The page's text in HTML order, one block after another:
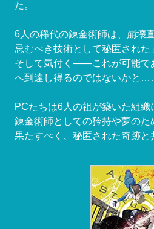
た。
6人の稀代の錬金術師は、崩壊
忌むべき技術として秘匿された
そして気付く――これが可能で
へ到達し得るのではないかと
PCたちは6人の祖が築いた組織
錬金術師としての矜持や夢の
果たすべく、秘匿された奇跡